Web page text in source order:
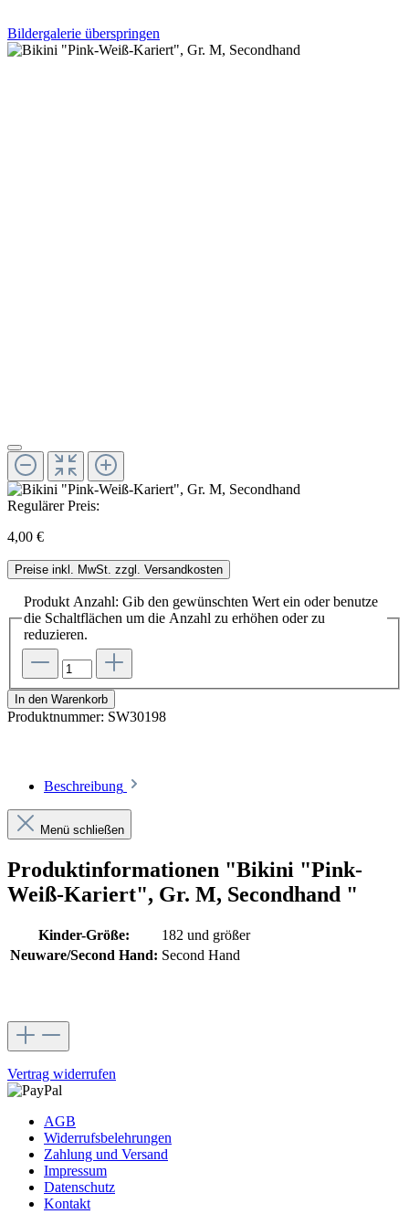
Bildergalerie überspringen
Regulärer Preis:
4,00 €
Preise inkl. MwSt. zzgl. Versandkosten
Produkt Anzahl: Gib den gewünschten Wert ein oder benutze
die Schaltflächen um die Anzahl zu erhöhen oder zu
reduzieren.
In den Warenkorb
Produktnummer: SW30198
Beschreibung
Menü schließen
Produktinformationen "Bikini "Pink-
Weiß-Kariert", Gr. M, Secondhand "
Kinder-Größe:
182 und größer
Neuware/Second Hand: Second Hand
Vertrag widerrufen
AGB
Widerrufsbelehrungen
Zahlung und Versand
Impressum
Datenschutz
Kontakt